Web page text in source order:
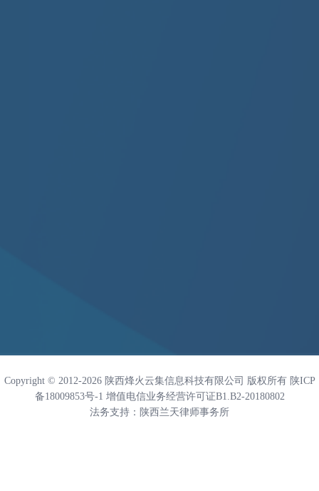
Copyright © 2012-2026陕西烽火云集信息科技有限公司 版权所有 陕ICP
备18009853号-1 增值电信业务经营许可证B1.B2-20180802
法务支持： 陕西兰天律师事务所